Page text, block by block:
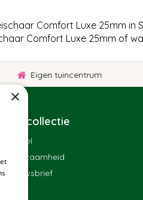
Comfort Luxe 25mm
Comfort Luxe 25mm of
Eigen tuincentrum
Tuincollectie
Winkel
Duurzaamheid
Nieuwsbrief
×